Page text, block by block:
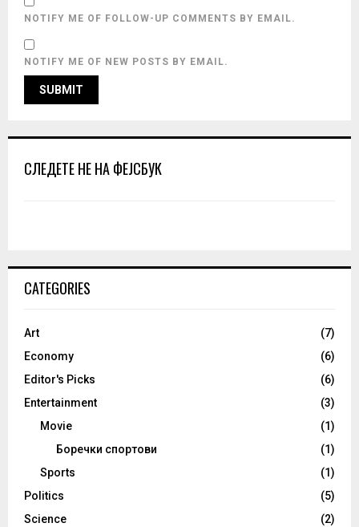
NOTIFY ME OF FOLLOW-UP COMMENTS BY EMAIL.
NOTIFY ME OF NEW POSTS BY EMAIL.
СЛЕДЕТЕ НЕ НА ФЕЈСБУК
CATEGORIES
Art
(7)
Economy
(6)
Editor's Picks
(6)
Entertainment
(3)
Movie
(1)
Боречки спортови
(1)
Sports
(1)
Politics
(5)
Science
(2)